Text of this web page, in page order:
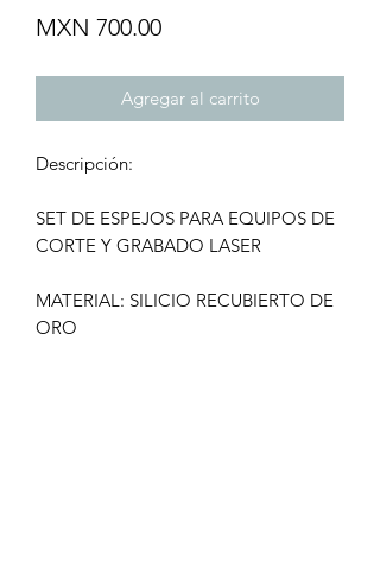
MXN 700.00Precio
Agregar al carrito
Descripción:
SET DE ESPEJOS PARA EQUIPOS DE
CORTE Y GRABADO LASER
MATERIAL: SILICIO RECUBIERTO DE
ORO